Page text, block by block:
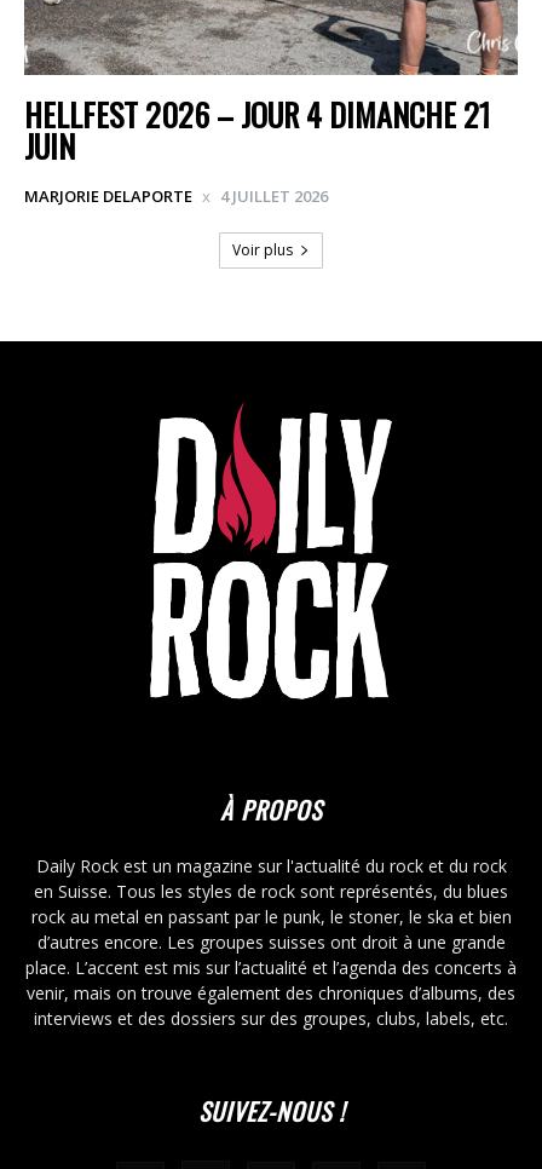
HELLFEST 2026 – JOUR 4 DIMANCHE 21
JUIN
MARJORIE DELAPORTE 4 JUILLET 2026
Voir plus
À PROPOS
Daily Rock est un magazine sur l'actualité du rock et du rock
en Suisse. Tous les styles de rock sont représentés, du blues
rock au metal en passant par le punk, le stoner, le ska et bien
d’autres encore. Les groupes suisses ont droit à une grande
place. L’accent est mis sur l’actualité et l’agenda des concerts à
venir, mais on trouve également des chroniques d’albums, des
interviews et des dossiers sur des groupes, clubs, labels, etc.
SUIVEZ-NOUS !